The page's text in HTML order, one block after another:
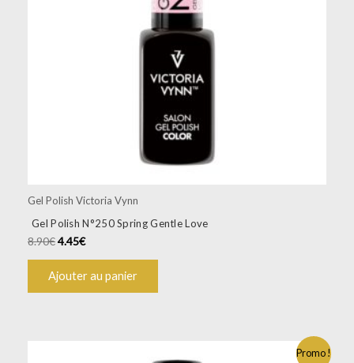
Gel Polish Victoria Vynn
Gel Polish N°250 Spring Gentle Love
8.90€4.45€
Ajouter au panier
Promo !